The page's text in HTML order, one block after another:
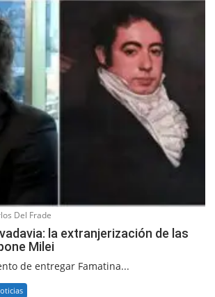
Del Frade
la extranjerización de las
Milei
de entregar Famatina...